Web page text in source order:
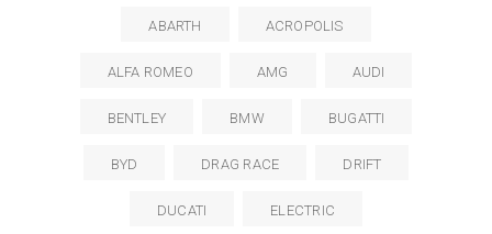
ABARTH ACROPOLIS
ALFA ROMEO AMG AUDI
BENTLEY BMW BUGATTI
BYD DRAG RACE DRIFT
DUCATI ELECTRIC